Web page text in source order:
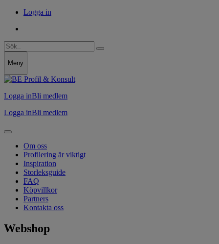
Logga in
Meny
Logga inBli medlem
Logga inBli medlem
Om oss
Profilering är viktigt
Inspiration
Storleksguide
FAQ
Köpvillkor
Partners
Kontakta oss
Webshop